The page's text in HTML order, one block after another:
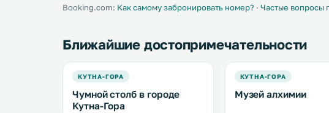
Booking.com: Как самому забронировать номер? · Частые вопросы
Ближайшие достопримечательности
КУТНА-ГОРА
Чумной столб в городе
Кутна-Гора
КУТНА-ГОРА
Музей алхимии